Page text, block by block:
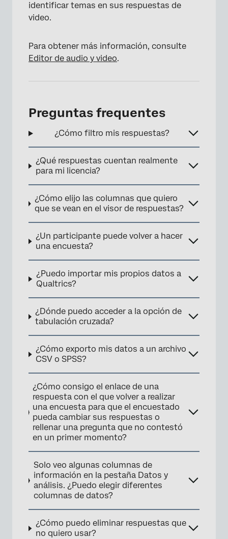
identificar temas en sus respuestas de
video.
Para obtener más información, consulte
Editor de audio y video.
Preguntas frequentes
¿Cómo filtro mis respuestas?
¿Qué respuestas cuentan realmente
para mi licencia?
¿Cómo elijo las columnas que quiero
que se vean en el visor de respuestas?
¿Un participante puede volver a hacer
una encuesta?
¿Puedo importar mis propios datos a
Qualtrics?
¿Dónde puedo acceder a la opción de
tabulación cruzada?
¿Cómo exporto mis datos a un archivo
CSV o SPSS?
¿Cómo consigo el enlace de una
respuesta con el que volver a realizar
una encuesta para que el encuestado
pueda cambiar sus respuestas o
rellenar una pregunta que no contestó
en un primer momento?
Solo veo algunas columnas de
información en la pestaña Datos y
análisis. ¿Puedo elegir diferentes
columnas de datos?
¿Cómo puedo eliminar respuestas que
no quiero usar?